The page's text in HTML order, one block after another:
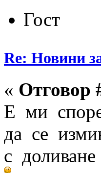
Гост
Re: Новини
« Отговор
Е ми
да се
с